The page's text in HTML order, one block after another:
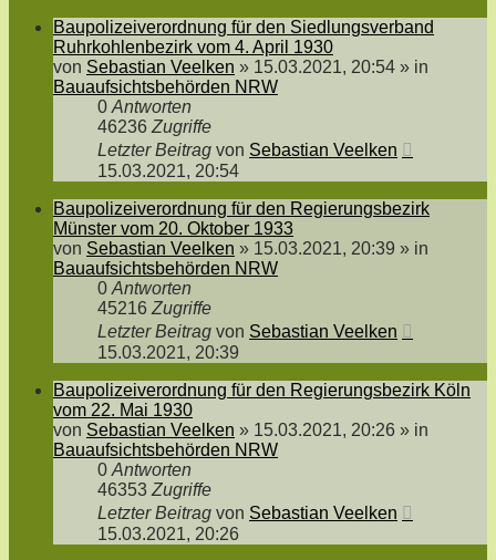
Baupolizeiverordnung für den Siedlungsverband
Ruhrkohlenbezirk vom 4. April 1930
von Sebastian Veelken » 15.03.2021, 20:54 » in
Bauaufsichtsbehörden NRW
0 Antworten
46236 Zugriffe
Letzter Beitrag von Sebastian Veelken
15.03.2021, 20:54
Baupolizeiverordnung für den Regierungsbezirk
Münster vom 20. Oktober 1933
von Sebastian Veelken » 15.03.2021, 20:39 » in
Bauaufsichtsbehörden NRW
0 Antworten
45216 Zugriffe
Letzter Beitrag von Sebastian Veelken
15.03.2021, 20:39
Baupolizeiverordnung für den Regierungsbezirk Köln
vom 22. Mai 1930
von Sebastian Veelken » 15.03.2021, 20:26 » in
Bauaufsichtsbehörden NRW
0 Antworten
46353 Zugriffe
Letzter Beitrag von Sebastian Veelken
15.03.2021, 20:26